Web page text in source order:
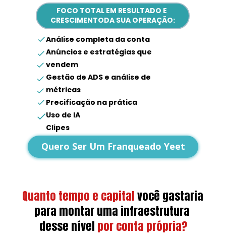
FOCO TOTAL EM RESULTADO E
CRESCIMENTODA SUA OPERAÇÃO:
Análise completa da conta
Anúncios e estratégias que
vendem
Gestão de ADS e análise de
métricas
Precificação na prática
Uso de IA
Clipes
Quero Ser Um Franqueado Yeet
Quanto tempo e capitalvocê gastaria
para montar uma infraestrutura
desse nível por conta própria?